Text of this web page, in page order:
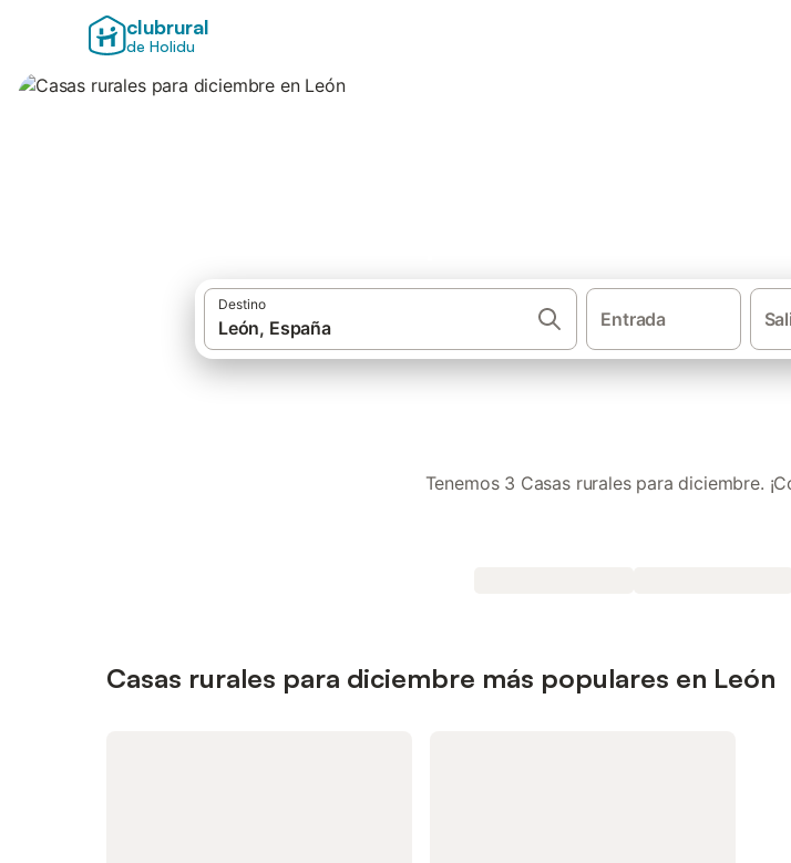
clubrural
de Holidu
Destino
Entrada
Tenemos 3 Casas rurales para diciembre.
Casas rurales para diciembre más populares en León